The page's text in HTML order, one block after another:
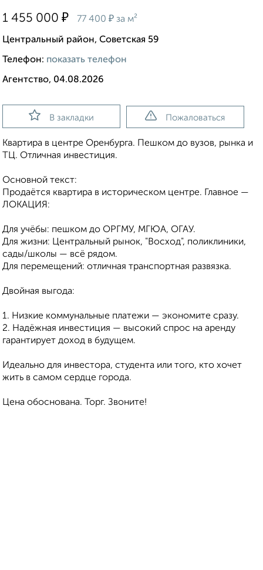
1 455 000 ₽ 77 400 ₽ за м²
Центральный район, Советская 59
Телефон: показать телефон
Агентство, 04.08.2026
В закладки Пожаловаться
Квартира в центре Оренбурга. Пешком до вузов, рынка и
ТЦ. Отличная инвестиция.
Основной текст:
Продаётся квартира в историческом центре. Главное —
ЛОКАЦИЯ:
Для учёбы: пешком до ОРГМУ, МГЮА, ОГАУ.
Для жизни: Центральный рынок, "Восход", поликлиники,
сады/школы — всё рядом.
Для перемещений: отличная транспортная развязка.
Двойная выгода:
1. Низкие коммунальные платежи — экономите сразу.
2. Надёжная инвестиция — высокий спрос на аренду
гарантирует доход в будущем.
Идеально для инвестора, студента или того, кто хочет
жить в самом сердце города.
Цена обоснована. Торг. Звоните!